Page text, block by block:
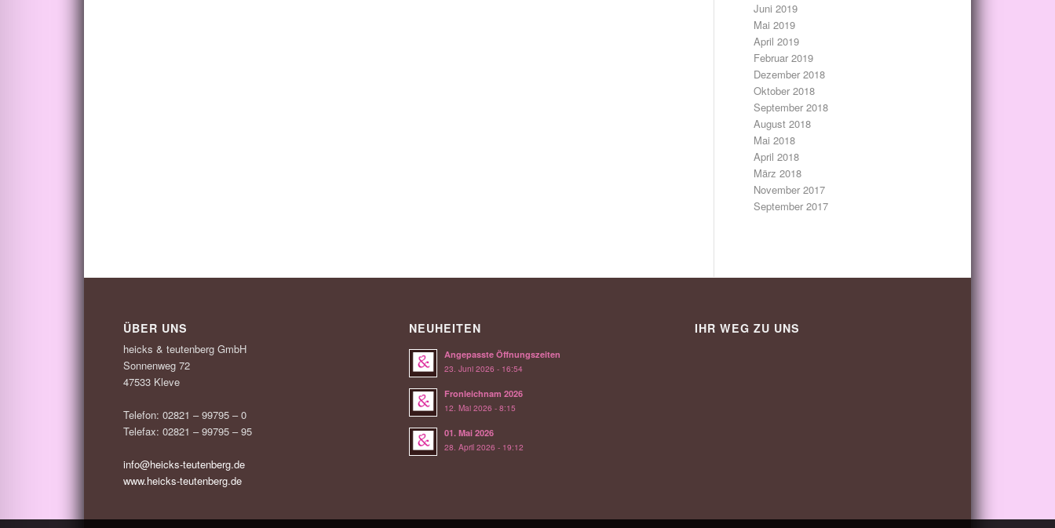
Juni 2019
Mai 2019
April 2019
Februar 2019
Dezember 2018
Oktober 2018
September 2018
August 2018
Mai 2018
April 2018
März 2018
November 2017
September 2017
ÜBER UNS
heicks & teutenberg GmbH
Sonnenweg 72
47533 Kleve
Telefon: 02821 – 99795 – 0
Telefax: 02821 – 99795 – 95
info@heicks-teutenberg.de
www.heicks-teutenberg.de
NEUHEITEN
Angepasste Öffnungszeiten
23. Juni 2026 - 16:54
Fronleichnam 2026
12. Mai 2026 - 8:15
01. Mai 2026
28. April 2026 - 19:12
IHR WEG ZU UNS